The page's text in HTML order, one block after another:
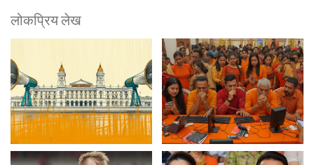
लोकप्रिय लेख